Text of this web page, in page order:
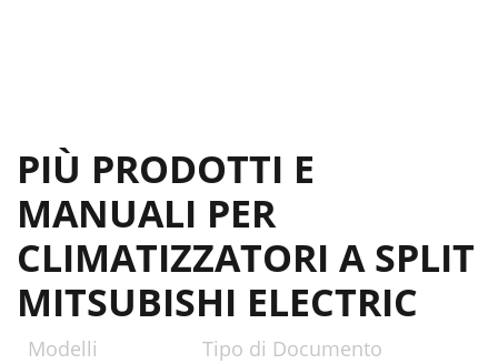
PIÙ PRODOTTI E
MANUALI PER
CLIMATIZZATORI A SPLIT
MITSUBISHI ELECTRIC
Modelli Tipo di Documento